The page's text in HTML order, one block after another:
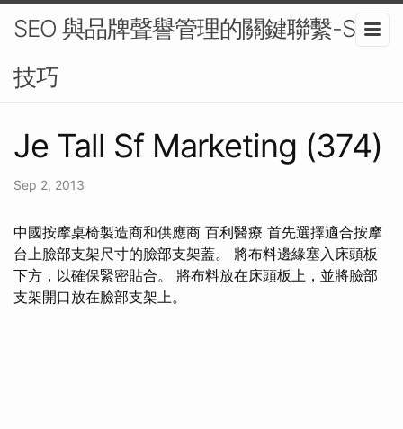
SEO 與品牌聲譽管理的關鍵聯繫-SEO
技巧
Je Tall Sf Marketing (374)
Sep 2, 2013
中國按摩桌椅製造商和供應商 百利醫療 首先選擇適合按摩
台上臉部支架尺寸的臉部支架蓋。 將布料邊緣塞入床頭板
下方，以確保緊密貼合。 將布料放在床頭板上，並將臉部
支架開口放在臉部支架上。